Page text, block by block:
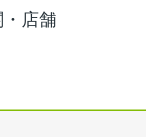
店舗